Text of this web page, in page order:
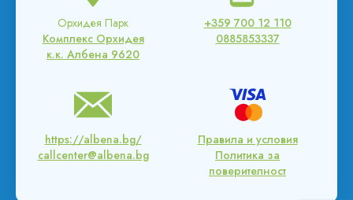
Орхидея Парк
Комплекс Орхидея
к.к. Албена 9620
+359 700 12 110
0885853337
https://albena.bg/
callcenter@albena.bg
Правила и условия
Политика за
поверителност